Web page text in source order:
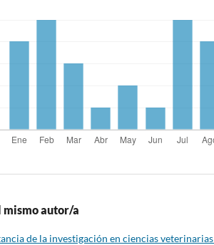
mismo autor/a
de la investigación en ciencias veterinarias